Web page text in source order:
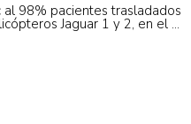
98% pacientes trasladados
Jaguar 1 y 2, en el ...